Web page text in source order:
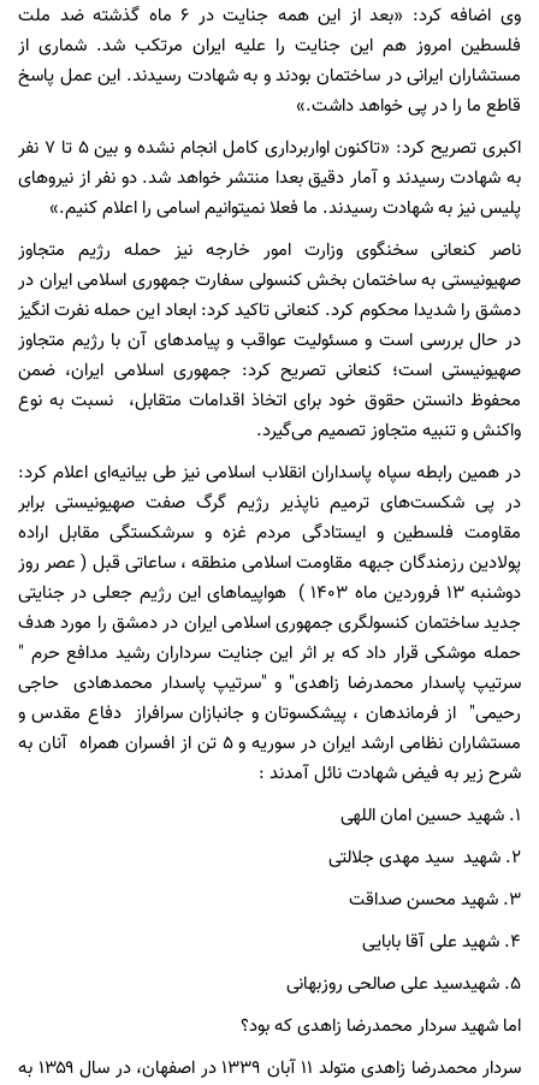
وی اضافه کرد: «بعد از این همه جنایت در 6 ماه گذشته ضد ملت
فلسطین امروز هم این جنایت را علیه ایران مرتکب شد. شماری از
مستشاران ایرانی در ساختمان بودند و به شهادت رسیدند. این عمل پاسخ
قاطع ما را در پی خواهد داشت.»
اکبری تصریح کرد: «تاکنون اواربرداری کامل انجام نشده و بین 5 تا 7 نفر
به شهادت رسیدند و آمار دقیق بعدا منتشر خواهد شد. دو نفر از نیروهای
پلیس نیز به شهادت رسیدند. ما فعلا نمیتوانیم اسامی را اعلام کنیم.»
ناصر کنعانی سخنگوی وزارت امور خارجه نیز حمله رژیم متجاوز
صهیونیستی به ساختمان بخش کنسولی سفارت جمهوری اسلامی ایران در
دمشق را شدیدا محکوم کرد. کنعانی تاکید کرد: ابعاد این حمله نفرت انگیز
در حال بررسی است و مسئولیت عواقب و پیامدهای آن با رژیم متجاوز
صهیونیستی است؛ کنعانی تصریح کرد: جمهوری اسلامی ایران، ضمن
محفوظ دانستن حقوق خود برای اتخاذ اقدامات متقابل، نسبت به نوع
واکنش و تنبیه متجاوز تصمیم می‌گیرد.
در همین رابطه سپاه پاسداران انقلاب اسلامی نیز طی بیانیه‌ای اعلام کرد:
در پی شکست‌های ترمیم ناپذیر رژیم گرگ صفت صهیونیستی برابر
مقاومت فلسطین و ایستادگی مردم غزه و سرشکستگی مقابل اراده
پولادین رزمندگان جبهه مقاومت اسلامی منطقه ، ساعاتی قبل ( عصر روز
دوشنبه ۱۳ فروردین ماه ۱۴۰۳ ) هواپیماهای این رژیم جعلی در جنایتی
جدید ساختمان کنسولگری جمهوری اسلامی ایران در دمشق را مورد هدف
حمله موشکی قرار داد که بر اثر این جنایت سرداران رشید مدافع حرم "
سرتیپ پاسدار محمدرضا زاهدی" و "سرتیپ پاسدار محمدهادی حاجی
رحیمی" از فرماندهان ، پیشکسوتان و جانبازان سرافراز دفاع مقدس و
مستشاران نظامی ارشد ایران در سوریه و ۵ تن از افسران همراه آنان به
شرح زیر به فیض شهادت نائل آمدند :
۱. شهید حسین امان اللهی
۲. شهید سید مهدی جلالتی
۳. شهید محسن صداقت
۴. شهید علی آقا بابایی
۵. شهیدسید علی صالحی روزبهانی
اما شهید سردار محمدرضا زاهدی که بود؟
سردار محمدرضا زاهدی متولد ۱۱ آبان ۱۳۳۹ در اصفهان، در سال ۱۳۵۹ به